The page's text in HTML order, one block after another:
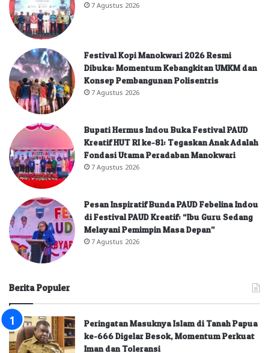
7 Agustus 2026
Festival Kopi Manokwari 2026 Resmi
Dibuka: Momentum Kebangkitan UMKM dan
Konsep Pembangunan Polisentris
7 Agustus 2026
Bupati Hermus Indou Buka Festival PAUD
Kreatif HUT RI ke-81: Tegaskan Anak Adalah
Fondasi Utama Peradaban Manokwari
7 Agustus 2026
Pesan Inspiratif Bunda PAUD Febelina Indou
di Festival PAUD Kreatif: “Ibu Guru Sedang
Melayani Pemimpin Masa Depan”
7 Agustus 2026
Berita Populer
Peringatan Masuknya Islam di Tanah Papua
ke-666 Digelar Besok, Momentum Perkuat
Iman dan Toleransi